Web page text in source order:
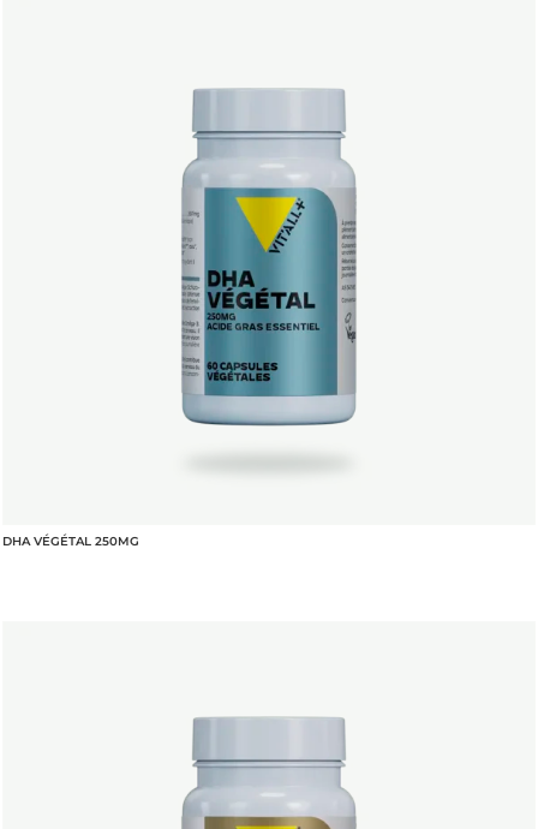
DHA VÉGÉTAL 250MG